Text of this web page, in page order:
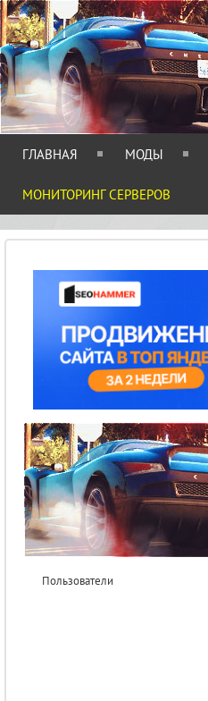
ГЛАВНАЯ МОДЫ
МОНИТОРИНГ СЕРВЕРОВ
Пользователи